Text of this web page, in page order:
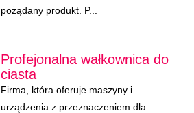
pożądany produkt. P...
Profejonalna wałkownica do
ciasta
Firma, która oferuje maszyny i
urządzenia z przeznaczeniem dla